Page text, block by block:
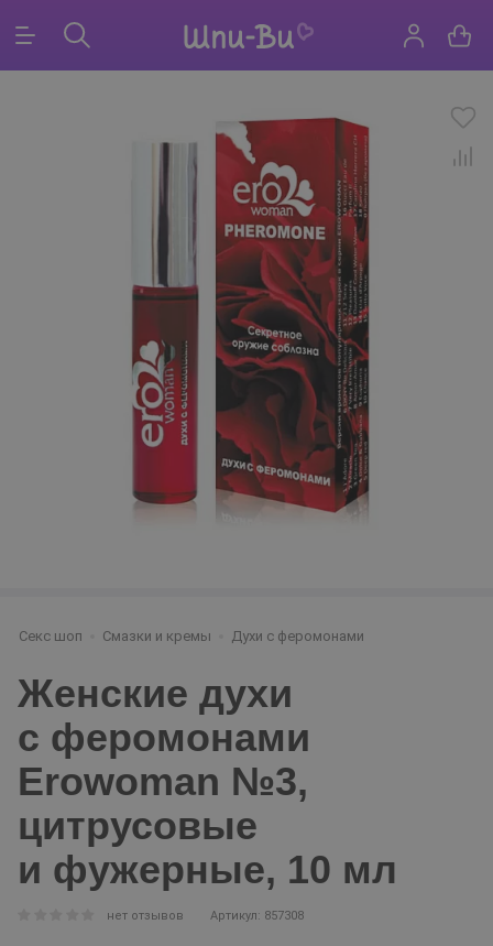
Секс шоп Смазки и кремы Духи с феромонами
Женские духи
с феромонами
Erowoman №3,
цитрусовые
и фужерные, 10 мл
нет отзывов Артикул: 857308